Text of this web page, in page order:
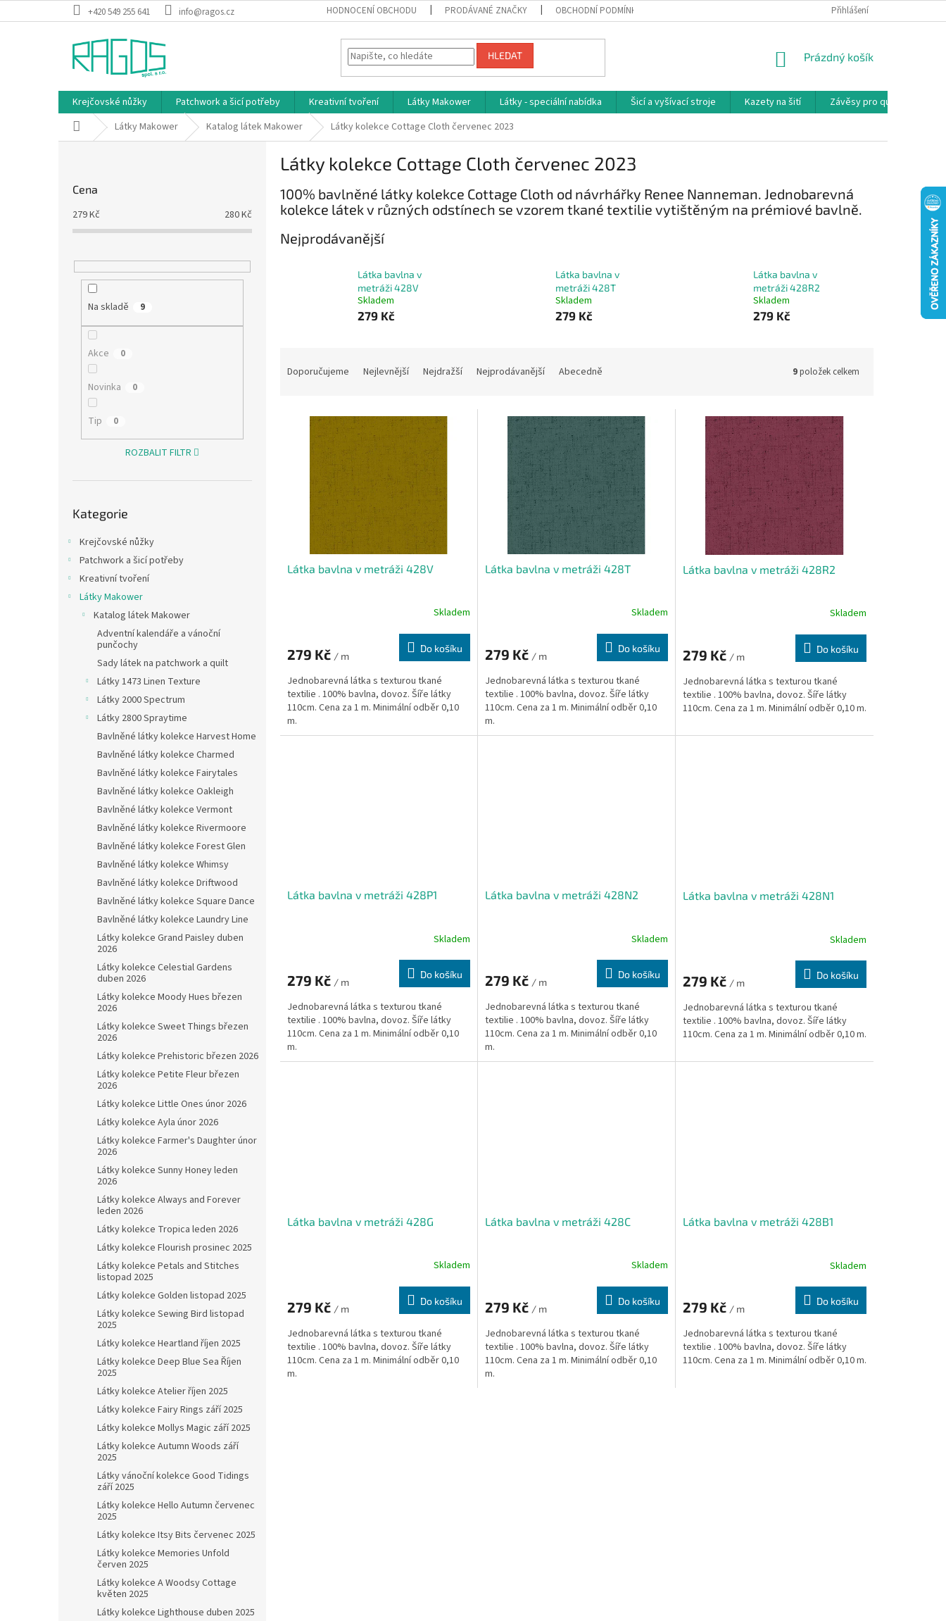
na
+420 549 255 641 info@ragos.cz HODNOCENÍ OBCHODU PRODÁVANÉ ZNAČKY OBCHODNÍ PODMÍNKY REKLAMAČNÍ PODMÍNKY
Přihlášení
HLEDAT
NÁKUPNÍ
Prázdný košík
Krejčovské nůžky Patchwork a šicí potřeby Kreativní tvoření Látky Makower Látky - speciální nabídka Šicí a vyšívací stroje Kazety na šití Závěsy pro quilty
Domů Látky Makower Katalog látek Makower Látky kolekce Cottage Cloth červenec 2023
Cena
279Kč 280Kč
Na skladě 9
Akce 0
Novinka 0
Tip 0
ROZBALIT FILTR
kategorie
Kategorie
Krejčovské nůžky
Patchwork a šicí potřeby
Kreativní tvoření
Látky Makower
Katalog látek Makower
Adventní kalendáře a vánoční
punčochy
Sady látek na patchwork a quilt
Látky 1473 Linen Texture
Látky 2000 Spectrum
Látky 2800 Spraytime
Bavlněné látky kolekce Harvest Home
Bavlněné látky kolekce Charmed
Bavlněné látky kolekce Fairytales
Bavlněné látky kolekce Oakleigh
Bavlněné látky kolekce Vermont
Bavlněné látky kolekce Rivermoore
Bavlněné látky kolekce Forest Glen
Bavlněné látky kolekce Whimsy
Bavlněné látky kolekce Driftwood
Bavlněné látky kolekce Square Dance
Bavlněné látky kolekce Laundry Line
Látky kolekce Grand Paisley duben
2026
Látky kolekce Celestial Gardens
duben 2026
Látky kolekce Moody Hues březen
2026
Látky kolekce Sweet Things březen
2026
Látky kolekce Prehistoric březen 2026
Látky kolekce Petite Fleur březen
2026
Látky kolekce Little Ones únor 2026
Látky kolekce Ayla únor 2026
Látky kolekce Farmer's Daughter únor
2026
Látky kolekce Sunny Honey leden
2026
Látky kolekce Always and Forever
leden 2026
Látky kolekce Tropica leden 2026
Látky kolekce Flourish prosinec 2025
Látky kolekce Petals and Stitches
listopad 2025
Látky kolekce Golden listopad 2025
Látky kolekce Sewing Bird listopad
2025
Látky kolekce Heartland říjen 2025
Látky kolekce Deep Blue Sea Říjen
2025
Látky kolekce Atelier říjen 2025
Látky kolekce Fairy Rings září 2025
Látky kolekce Mollys Magic září 2025
Látky kolekce Autumn Woods září
2025
Látky vánoční kolekce Good Tidings
září 2025
Látky kolekce Hello Autumn červenec
2025
Látky kolekce Itsy Bits červenec 2025
Látky kolekce Memories Unfold
červen 2025
Látky kolekce A Woodsy Cottage
květen 2025
Látky kolekce Lighthouse duben 2025
Látky kolekce Cottage Cloth červenec 2023
100% bavlněné látky kolekce Cottage Cloth od návrhářky Renee Nanneman. Jednobarevná
kolekce látek v různých odstínech se vzorem tkané textilie vytištěným na prémiové bavlně.
Nejprodávanější
Látka bavlna v
metráži 428V
Skladem
279 Kč
Látka bavlna v
metráži 428T
Skladem
279 Kč
Látka bavlna v
metráži 428R2
Skladem
279 Kč
Doporučujeme Nejlevnější Nejdražší Nejprodávanější Abecedně 9položek celkem
Látka bavlna v metráži 428V
Skladem
279 Kč / m
Do košíku
Jednobarevná látka s texturou tkané
textilie . 100% bavlna, dovoz. Šíře látky
110cm. Cena za 1 m. Minimální odběr 0,10
m.
Látka bavlna v metráži 428T
Skladem
279 Kč / m
Do košíku
Jednobarevná látka s texturou tkané
textilie . 100% bavlna, dovoz. Šíře látky
110cm. Cena za 1 m. Minimální odběr 0,10
m.
Látka bavlna v metráži 428R2
Skladem
279 Kč / m
Do košíku
Jednobarevná látka s texturou tkané
textilie . 100% bavlna, dovoz. Šíře látky
110cm. Cena za 1 m. Minimální odběr 0,10 m.
Látka bavlna v metráži 428P1
Skladem
279 Kč / m
Do košíku
Jednobarevná látka s texturou tkané
textilie . 100% bavlna, dovoz. Šíře látky
110cm. Cena za 1 m. Minimální odběr 0,10
m.
Látka bavlna v metráži 428N2
Skladem
279 Kč / m
Do košíku
Jednobarevná látka s texturou tkané
textilie . 100% bavlna, dovoz. Šíře látky
110cm. Cena za 1 m. Minimální odběr 0,10
m.
Látka bavlna v metráži 428N1
Skladem
279 Kč / m
Do košíku
Jednobarevná látka s texturou tkané
textilie . 100% bavlna, dovoz. Šíře látky
110cm. Cena za 1 m. Minimální odběr 0,10 m.
Látka bavlna v metráži 428G
Skladem
279 Kč / m
Do košíku
Jednobarevná látka s texturou tkané
textilie . 100% bavlna, dovoz. Šíře látky
110cm. Cena za 1 m. Minimální odběr 0,10
m.
Látka bavlna v metráži 428C
Skladem
279 Kč / m
Do košíku
Jednobarevná látka s texturou tkané
textilie . 100% bavlna, dovoz. Šíře látky
110cm. Cena za 1 m. Minimální odběr 0,10
m.
Látka bavlna v metráži 428B1
Skladem
279 Kč / m
Do košíku
Jednobarevná látka s texturou tkané
textilie . 100% bavlna, dovoz. Šíře látky
110cm. Cena za 1 m. Minimální odběr 0,10 m.